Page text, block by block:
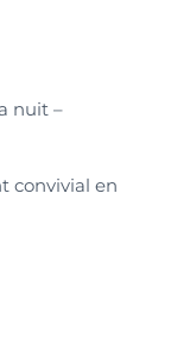
nuit –
convivial en